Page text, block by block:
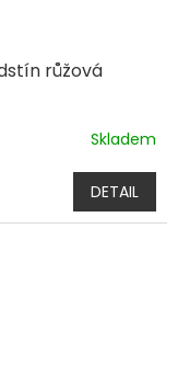
růžová
Skladem
DETAIL